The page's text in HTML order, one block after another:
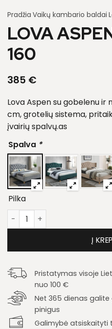
Pradžia Vaikų kambario baldai
LOVA
160
385 €
Lova Aspen su gobelenu ir
cm, grotelių sistema,
įvairių spalvų.as
Spalva *
Pilka
produkto kiekis: Lova Aspen
Į
Pristatymas visoje
nuo 100 €
Net 365 dienas
pinigus
Galimybė atsiskaityti